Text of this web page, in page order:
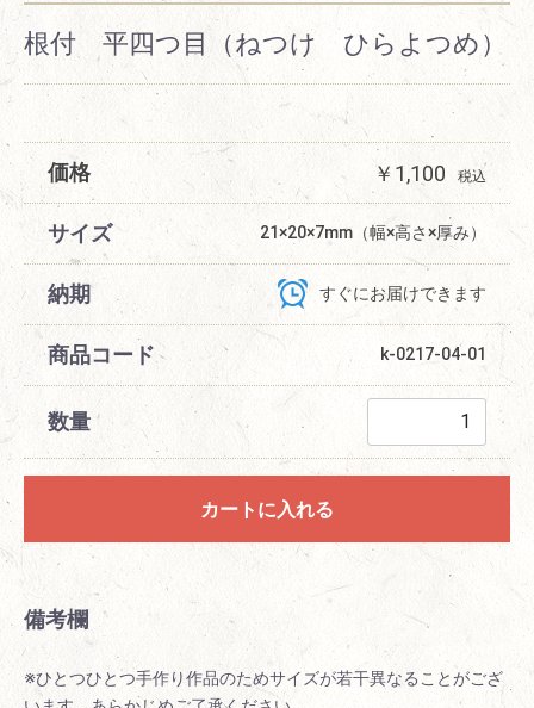
根付 平四つ目（ねつけ ひらよつめ）
価格 ￥1,100 税込
サイズ 21×20×7mm（幅×高さ×厚み）
納期 すぐにお届けできます
商品コード k-0217-04-01
数量
カートに入れる
備考欄
※ひとつひとつ手作り作品のためサイズが若干異なることがござ